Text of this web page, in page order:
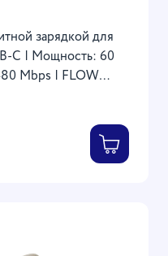
зарядкой для
C | Мощность: 60
Mbps | FLOW